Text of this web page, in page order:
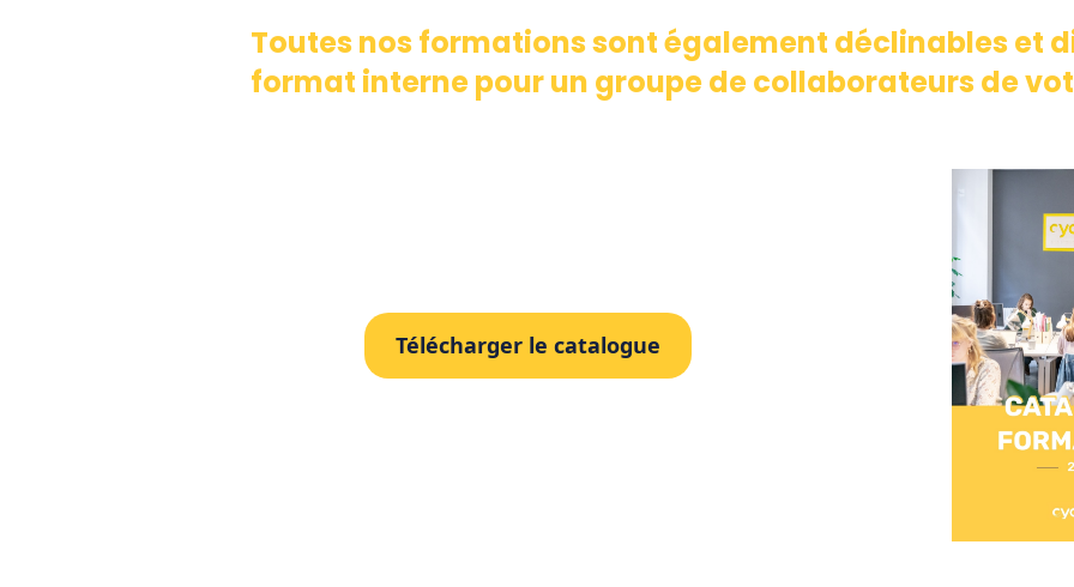
Toutes nos formations sont également déclinables et
format interne pour un groupe de collaborateurs de
Télécharger le catalogue